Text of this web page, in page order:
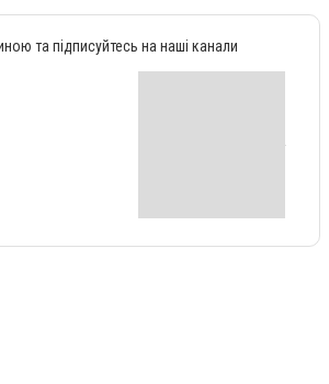
та підписуйтесь на наші канали